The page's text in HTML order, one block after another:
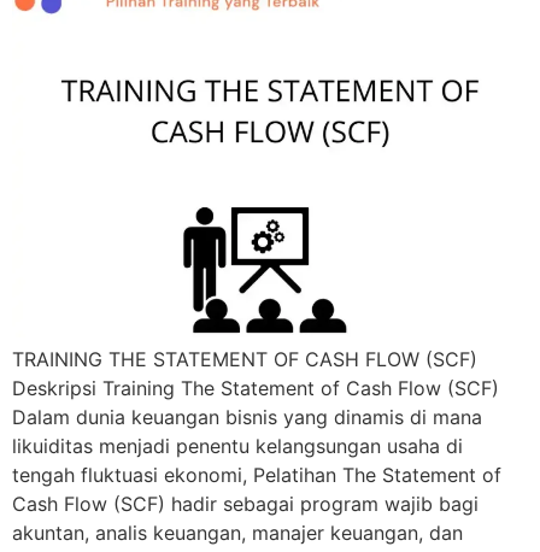
TRAINING THE STATEMENT OF CASH FLOW (SCF)
Deskripsi Training The Statement of Cash Flow (SCF)
Dalam dunia keuangan bisnis yang dinamis di mana
likuiditas menjadi penentu kelangsungan usaha di
tengah fluktuasi ekonomi, Pelatihan The Statement of
Cash Flow (SCF) hadir sebagai program wajib bagi
akuntan, analis keuangan, manajer keuangan, dan